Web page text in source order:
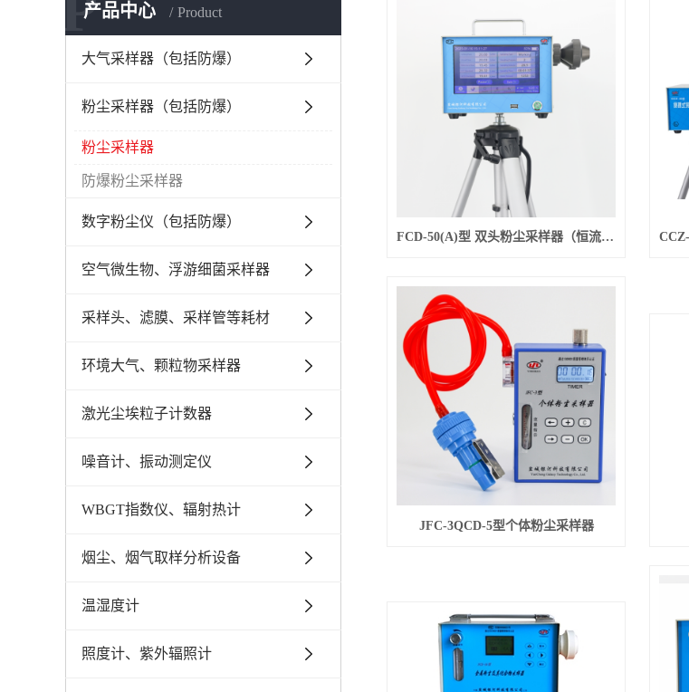
产品中心 Product
大气采样器（包括防爆）
粉尘采样器（包括防爆）
粉尘采样器
防爆粉尘采样器
数字粉尘仪（包括防爆）
空气微生物、浮游细菌采样器
采样头、滤膜、采样管等耗材
环境大气、颗粒物采样器
激光尘埃粒子计数器
噪音计、振动测定仪
WBGT指数仪、辐射热计
烟尘、烟气取样分析设备
温湿度计
照度计、紫外辐照计
FCD-50(A)型 双头粉尘采样器（恒流型）
JFC-3QCD-5型个体粉尘采样器